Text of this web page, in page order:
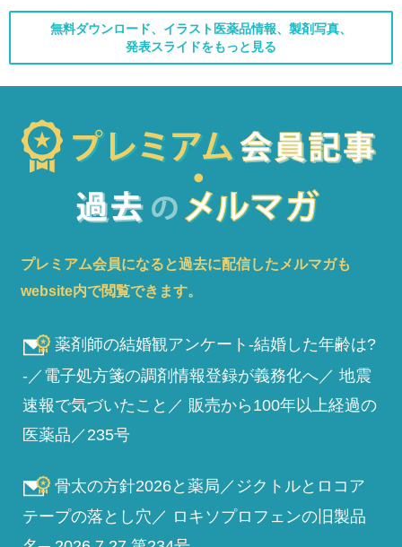
無料ダウンロード、イラスト医薬品情報、製剤写真、
発表スライドをもっと見る
プレミアム会員になると過去に配信したメルマガも
website内で閲覧できます。
薬剤師の結婚観アンケート-結婚した年齢は?
-／電子処方箋の調剤情報登録が義務化へ／ 地震
速報で気づいたこと／ 販売から100年以上経過の
医薬品／235号
骨太の方針2026と薬局／ジクトルとロコア
テープの落とし穴／ ロキソプロフェンの旧製品